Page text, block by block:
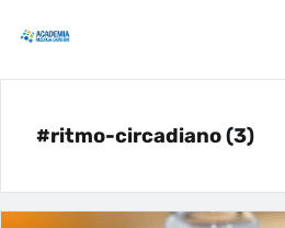
#ritmo-circadiano (3)